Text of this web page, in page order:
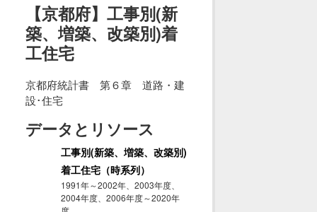
【京都府】工事別(新
築、増築、改築別)着
工住宅
京都府統計書 第６章 道路・建
設･住宅
データとリソース
工事別(新築、増築、改築別)
着工住宅（時系列）
1991年～2002年、2003年度、
2004年度、2006年度～2020年